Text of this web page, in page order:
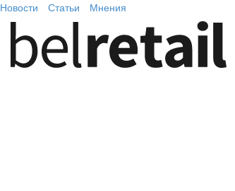
Новости Статьи Мнения